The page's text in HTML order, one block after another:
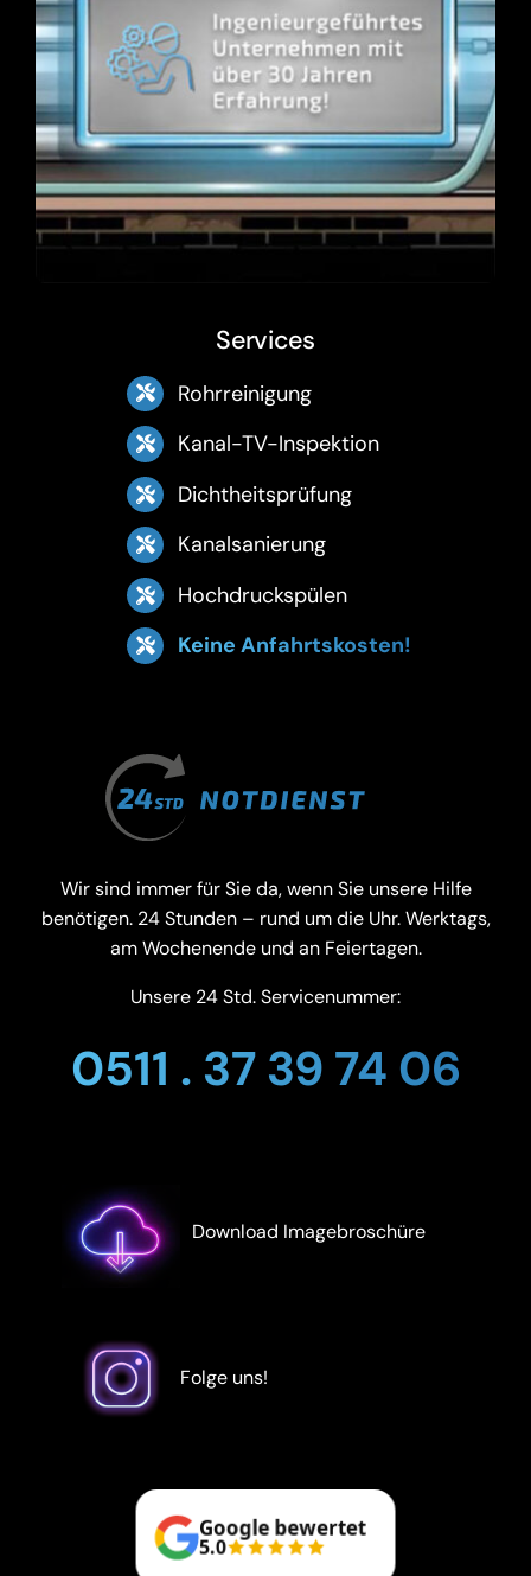
Services
Rohrreinigung
Kanal-TV-Inspektion
Dichtheitsprüfung
Kanalsanierung
Hochdruckspülen
Keine Anfahrtskosten!
Wir sind immer für Sie da, wenn Sie unsere Hilfe
benötigen. 24 Stunden – rund um die Uhr. Werktags,
am Wochenende und an Feiertagen.
Unsere 24 Std. Servicenummer:
0511 . 37 39 74 06
Download Imagebroschüre
Folge uns!
Google bewertet
5.0